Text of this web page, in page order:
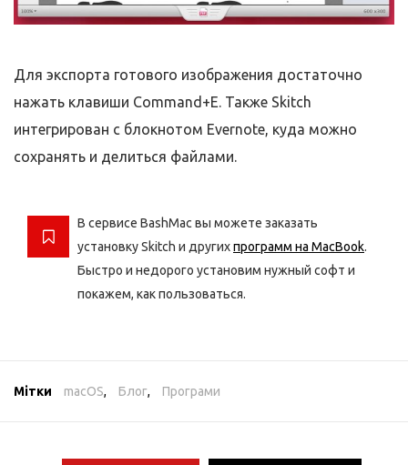
Для экспорта готового изображения достаточно
нажать клавиши Command+E. Также Skitch
интегрирован с блокнотом Evernote, куда можно
сохранять и делиться файлами.
В сервисе BashMac вы можете заказать
установку Skitch и другихпрограмм на MacBook.
Быстро и недорого установим нужный софт и
покажем, как пользоваться.
Мітки macOS, Блог, Програми